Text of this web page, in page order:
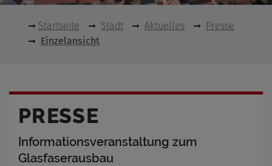
Startseite Stadt Aktuelles
Presse
Einzelansicht
PRESSE
Informationsveranstaltung zum
Glasfaserausbau